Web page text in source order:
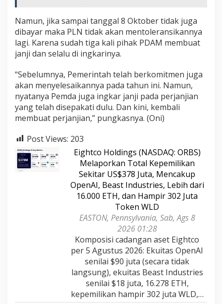
Namun, jika sampai tanggal 8 Oktober tidak juga
dibayar maka PLN tidak akan mentoleransikannya
lagi. Karena sudah tiga kali pihak PDAM membuat
janji dan selalu di ingkarinya.
“Sebelumnya, Pemerintah telah berkomitmen juga
akan menyelesaikannya pada tahun ini. Namun,
nyatanya Pemda juga ingkar janji pada perjanjian
yang telah disepakati dulu. Dan kini, kembali
membuat perjanjian,” pungkasnya. (Oni)
Post Views: 203
Eightco Holdings (NASDAQ: ORBS)
Melaporkan Total Kepemilikan
Sekitar US$378 Juta, Mencakup
OpenAI, Beast Industries, Lebih dari
16.000 ETH, dan Hampir 302 Juta
Token WLD
EASTON, Pennsylvania, Sab, Ags 8
2026 01:28
Komposisi cadangan aset Eightco
per 5 Agustus 2026: Ekuitas OpenAI
senilai $90 juta (secara tidak
langsung), ekuitas Beast Industries
senilai $18 juta, 16.278 ETH,
kepemilikan hampir 302 juta WLD,…